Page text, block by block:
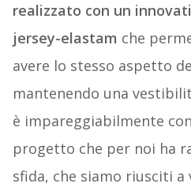
realizzato con un
jersey-elastam che
avere lo stesso aspetto
mantenendo una
è impareggiabilmente
progetto che per noi ha
sfida, che siamo riusciti a